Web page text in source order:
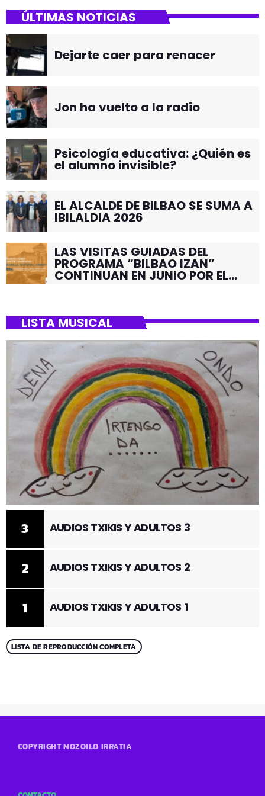
ÚLTIMAS NOTICIAS
Dejarte caer para renacer
Jon ha vuelto a la radio
Psicología educativa: ¿Quién es
el alumno invisible?
EL ALCALDE DE BILBAO SE SUMA A
IBILALDIA 2026
LAS VISITAS GUIADAS DEL
PROGRAMA “BILBAO IZAN”
CONTINUAN EN JUNIO POR EL
LISTA MUSICAL
1 AUDIOS TXIKIS Y ADULTOS 1
2 AUDIOS TXIKIS Y ADULTOS 2
3 AUDIOS TXIKIS Y ADULTOS 3
LISTA DE REPRODUCCIÓN COMPLETA
COPYRIGHT MOZOILO IRRATIA